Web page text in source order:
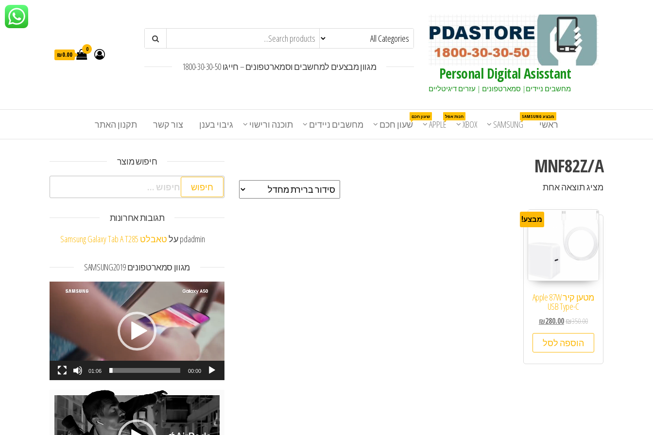
Personal Digital Asisstant
מחשבים ניידים| סמארטפונים | עזרים דיגיטליים
מגוון מבצעים למחשבים וסמארטפונים – חייגו 1800-30-30-50
0
₪0.00
ראשי SAMSUNG
מבצע SAMSUNG
XBOX
APPLE
חנות אפל
שעון חכם
שעון חכם
מחשבים ניידים תוכנה ורישוי גיבוי בענן צור קשר תקנון האתר
MNF82Z/A
מציג תוצאה אחת
מבצע!
מטען קיר Apple 87W
USB Type-C
₪350.00
₪280.00
הוספה לסל
חיפוש מוצר
חיפוש:
תגובות אחרונות
pdadminעלטאבלט Samsung Galaxy Tab A T285
מגוון סמארטפונים SAMSUNG2019
נגן
וידאו
00:00
01:06
נגן
וידאו